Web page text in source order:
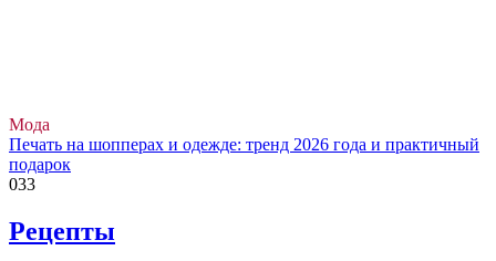
Мода
Печать на шопперах и одежде: тренд 2026 года и практичный
подарок
033
Рецепты